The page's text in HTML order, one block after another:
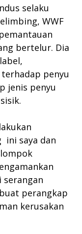
selaku
WWF
bertelur. Dia
terhadap penyu
jenis penyu
ini saya dan
serangan
perangkap
kerusakan